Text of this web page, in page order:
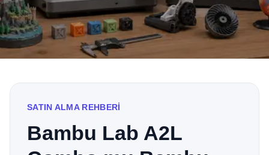
SATIN ALMA REHBERİ
Bambu Lab A2L